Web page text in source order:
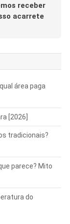
receber
acarrete
área paga
[2026]
tradicionais?
parece? Mito
do